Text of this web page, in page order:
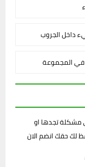
داخل الجروب
في المجموعة
مشكلة تجدها او
لك حقك انضم الان